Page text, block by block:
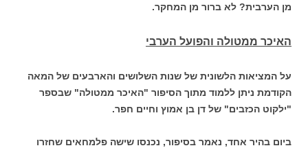
מן הערבית? לא ברור מן המחקר.
האיכר ממטולה והפועל הערבי
על המציאות הלשונית של שנות השלושים והארבעים של המאה
הקודמת ניתן ללמוד מתוך הסיפור "האיכר ממטולה" שבספר
"ילקוט הכזבים" של דן בן אמוץ וחיים חפר.
ביום בהיר אחד, נאמר בסיפור, נכנסו שישה פלמחאים שחזרו